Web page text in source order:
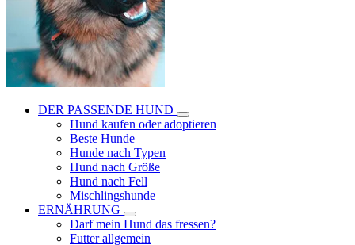
DER PASSENDE HUND
Hund kaufen oder adoptieren
Beste Hunde
Hunde nach Typen
Hund nach Größe
Hund nach Fell
Mischlingshunde
ERNÄHRUNG
Darf mein Hund das fressen?
Futter allgemein